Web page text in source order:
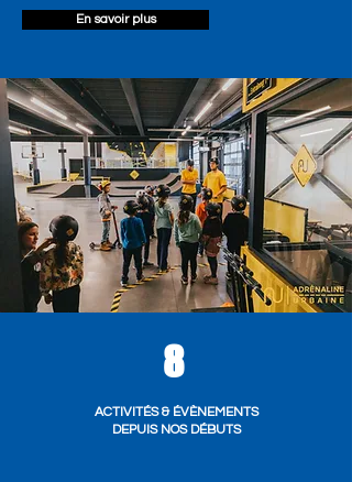
En savoir plus
8
ACTIVITÉS & ÉVÈNEMENTS
DEPUIS NOS DÉBUTS